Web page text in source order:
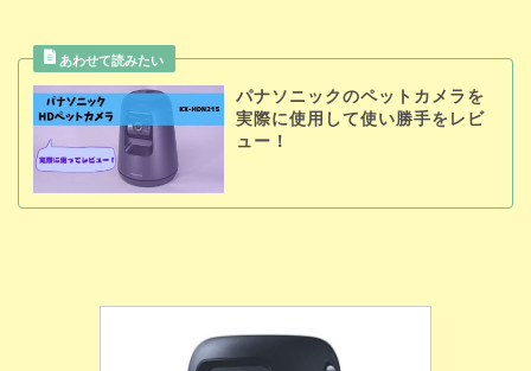
パナソニックのペットカメラを
実際に使用して使い勝手をレビ
ュー！